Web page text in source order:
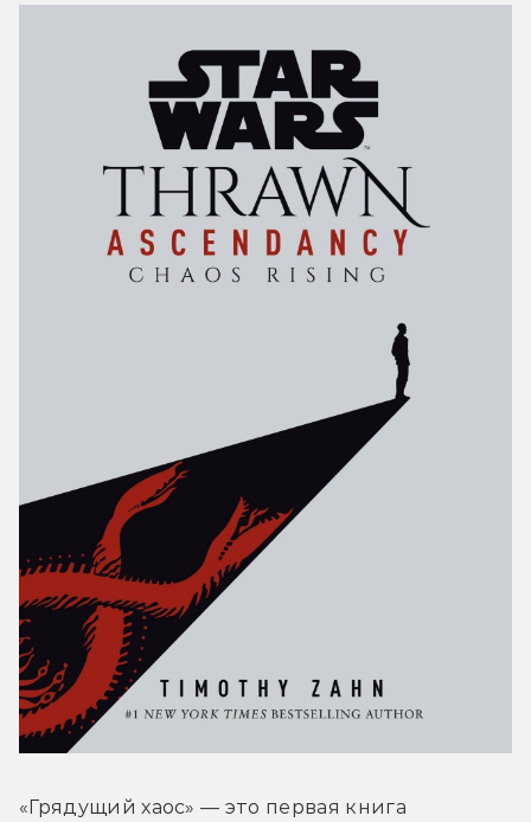
«Грядущий хаос» — это первая книга